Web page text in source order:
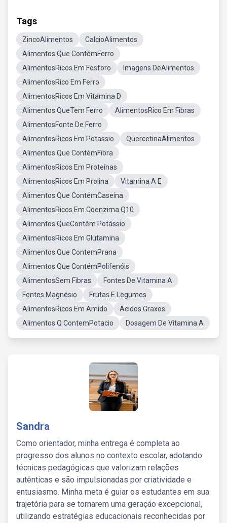
Tags
ZincoAlimentos
CalcioAlimentos
Alimentos Que ContémFerro
AlimentosRicos Em Fosforo
Imagens DeAlimentos
AlimentosRico Em Ferro
AlimentosRicos Em Vitamina D
Alimentos QueTem Ferro
AlimentosRico Em Fibras
AlimentosFonte De Ferro
AlimentosRicos Em Potassio
QuercetinaAlimentos
Alimentos Que ContémFibra
AlimentosRicos Em Proteínas
AlimentosRicos Em Prolina
Vitamina A E
Alimentos Que ContémCaseína
AlimentosRicos Em Coenzima Q10
Alimentos QueContêm Potássio
AlimentosRicos Em Glutamina
Alimentos Que ContemPrana
Alimentos Que ContémPolifenóis
AlimentosSem Fibras
Fontes De Vitamina A
Fontes Magnésio
Frutas E Legumes
AlimentosRicos Em Amido
Acidos Graxos
Alimentos Q ContemPotacio
Dosagem De Vitamina A
Sandra
Como orientador, minha entrega é completa ao
progresso dos alunos no contexto escolar, adotando
técnicas pedagógicas que valorizam relações
autênticas e são impulsionadas por criatividade e
entusiasmo. Minha meta é guiar os estudantes em sua
trajetória para se tornarem uma geração excepcional,
utilizando estratégias educacionais reconhecidas por